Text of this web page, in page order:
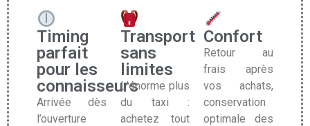
Timing
parfait
pour les
connaisseurs
Arrivée dès
l’ouverture
Transport
sans
limites
L’énorme plus
du taxi :
achetez tout
Confort
Retour au
frais après
vos achats,
conservation
optimale des